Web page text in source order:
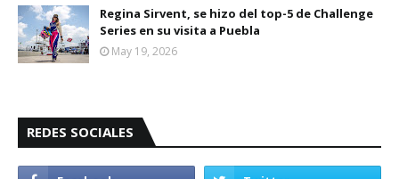
Regina Sirvent, se hizo del top-5 de Challenge
Series en su visita a Puebla
May 19, 2026
REDES SOCIALES